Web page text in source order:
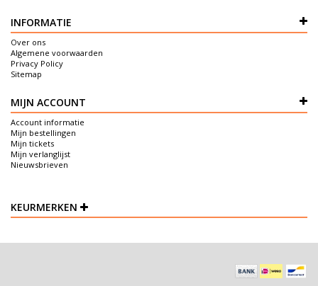
INFORMATIE
Over ons
Algemene voorwaarden
Privacy Policy
Sitemap
MIJN ACCOUNT
Account informatie
Mijn bestellingen
Mijn tickets
Mijn verlanglijst
Nieuwsbrieven
KEURMERKEN